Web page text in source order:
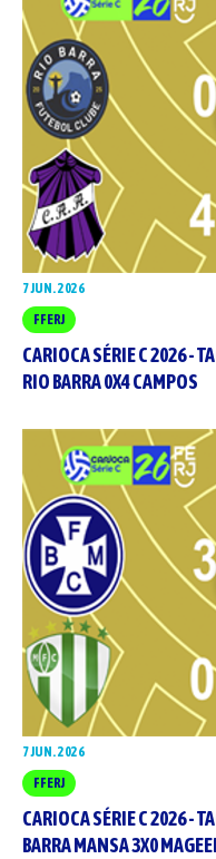
7 JUN. 2026
FFERJ
CARIOCA SÉRIE C 2026 -
RIO BARRA 0X4 CAMPOS
7 JUN. 2026
FFERJ
CARIOCA SÉRIE C 2026 -
BARRA MANSA 3X0